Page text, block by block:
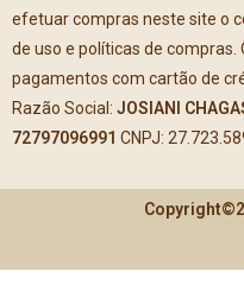
efetuar compras neste site o
de uso e políticas de
pagamentos com cartão de
Razão Social: JOSIANI
72797096991 CNPJ: